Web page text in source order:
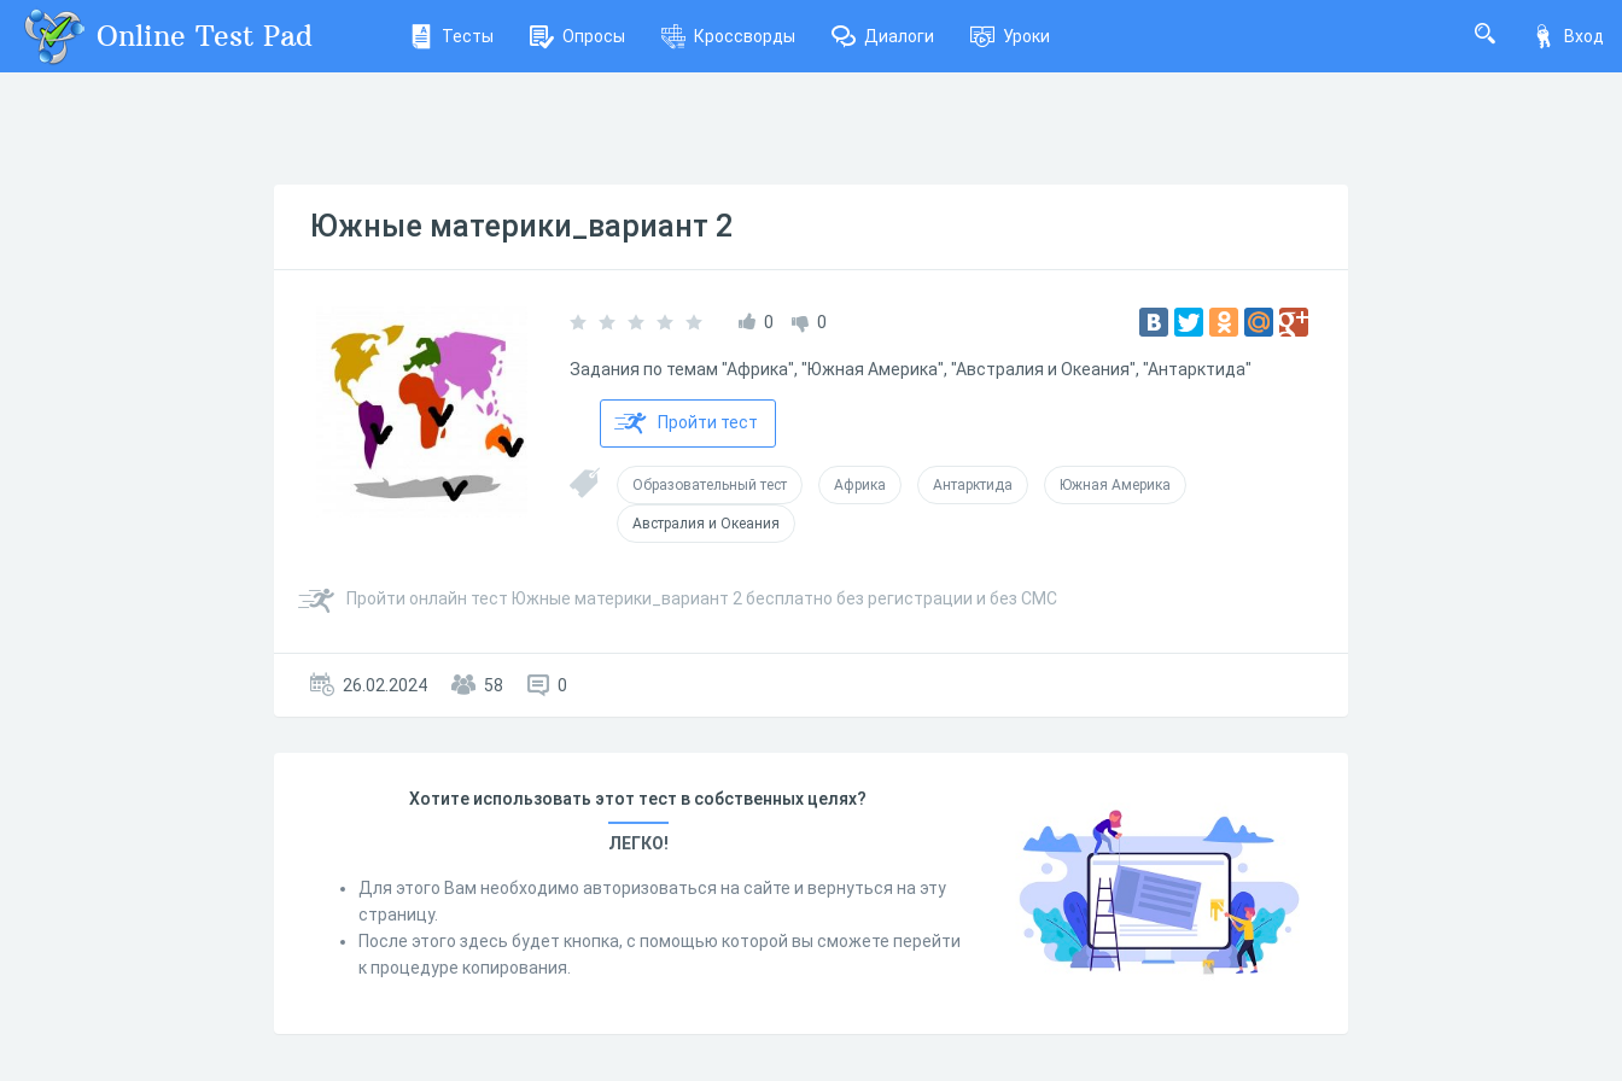
Вход
Online Test Pad Тесты Опросы Кроссворды Диалоги Уроки
Южные материки_вариант 2
0 0
Задания по темам "Африка", "Южная Америка", "Австралия и Океания", "Антарктида"
Пройти тест
Образовательный тест Африка Антарктида Южная Америка
Австралия и Океания
Пройти онлайн тест Южные материки_вариант 2 бесплатно без регистрации и без СМС
26.02.2024 58 0
Хотите использовать этот тест в собственных целях?
ЛЕГКО!
Для этого Вам необходимо авторизоваться на сайте и вернуться на эту
страницу.
После этого здесь будет кнопка, с помощью которой вы сможете перейти
к процедуре копирования.